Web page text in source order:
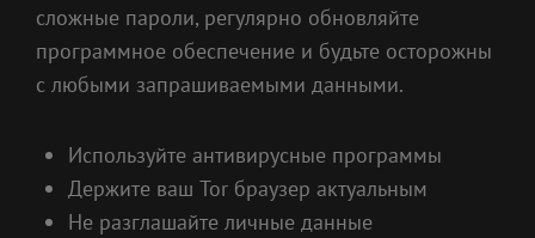
сложные пароли, регулярно обновляйте
программное обеспечение и будьте осторожны
с любыми запрашиваемыми данными.
Используйте антивирусные программы
Держите ваш Tor браузер актуальным
Не разглашайте личные данные